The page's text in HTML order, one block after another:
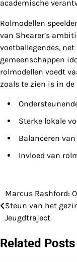
academische
Rolmodellen
van Shearer’s
voetballegendes,
gemeenschappen
rolmodellen voedt
zoals te zien is in de
Sterke lokale
Balanceren
Invloed van
Post
navigation
Marcus Rashford:
Steun van het
Jeugdtraject
Related Posts